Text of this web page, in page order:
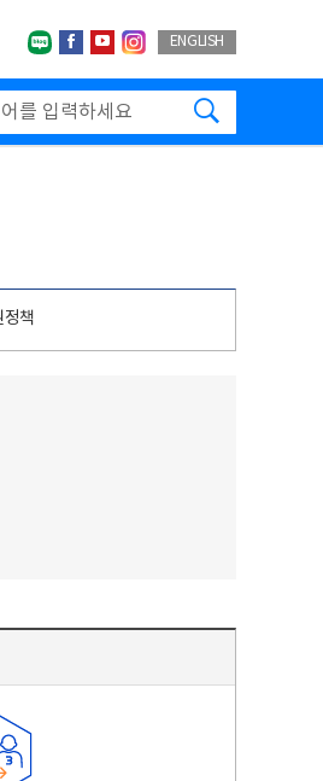
네이버블로그
페이스북
유투브인스타그랩
ENGLISH
정책